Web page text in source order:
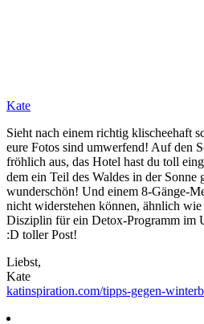
Kate
Sieht nach einem richtig klischeehaft
eure Fotos sind umwerfend! Auf den
fröhlich aus, das Hotel hast du toll
dem ein Teil des Waldes in der
wunderschön! Und einem 8-Gänge-
nicht widerstehen können, ähnlich
Disziplin für ein Detox-Programm im
:D toller Post!
Liebst,
Kate
katinspiration.com/tipps-gegen-